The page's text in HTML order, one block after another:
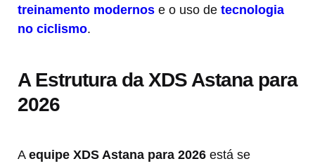
treinamento modernos e o uso de tecnologia
no ciclismo.
A Estrutura da XDS Astana para
2026
A equipe XDS Astana para 2026 está se